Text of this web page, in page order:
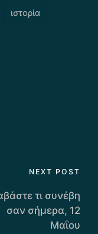
ιστορία
NEXT POST
τι συνέβη
σαν σήμερα, 12
Μαΐου